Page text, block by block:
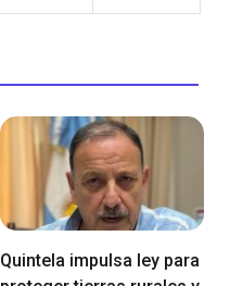
Quintela impulsa ley para